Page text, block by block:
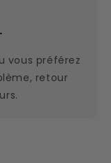
vous préférez
retour